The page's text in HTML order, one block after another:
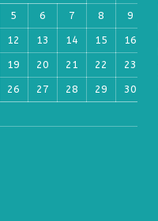
5 6 7 8 9
12 13 14 15 16
19 20 21 22 23
26 27 28 29 30